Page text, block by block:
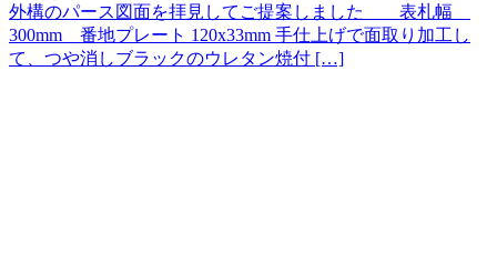
外構のパース図面を拝見してご提案しました 表札幅
300mm 番地プレート 120x33mm 手仕上げで面取り加工し
て、つや消しブラックのウレタン焼付 […]